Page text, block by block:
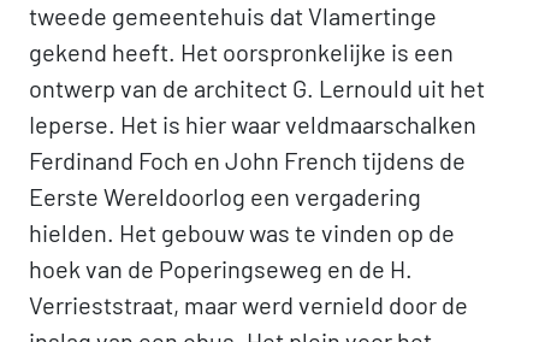
tweede gemeentehuis dat Vlamertinge
gekend heeft. Het oorspronkelijke is een
ontwerp van de architect G. Lernould uit het
Ieperse. Het is hier waar veldmaarschalken
Ferdinand Foch en John French tijdens de
Eerste Wereldoorlog een vergadering
hielden. Het gebouw was te vinden op de
hoek van de Poperingseweg en de H.
Verrieststraat, maar werd vernield door de